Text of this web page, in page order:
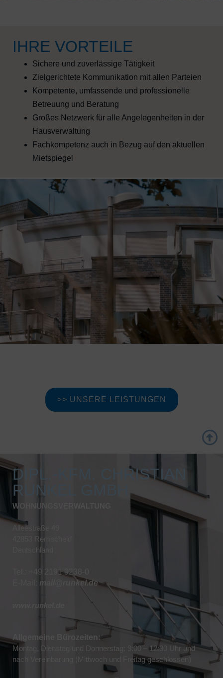
IHRE VORTEILE
Sichere und zuverlässige Tätigkeit
Zielgerichtete Kommunikation mit allen Parteien
Kompetente, umfassende und professionelle
Betreuung und Beratung
Großes Netzwerk für alle Angelegenheiten in der
Hausverwaltung
Fachkompetenz auch in Bezug auf den aktuellen
Mietspiegel
>> UNSERE LEISTUNGEN
DIPL.-KFM. CHRISTIAN
RUNKEL GMBH
WOHNUNGSVERWALTUNG
Alleestraße 49
42853 Remscheid
Deutschland
Tel.: +49 2191 9238-0
mail@runkel.de
www.runkel.de
Allgemeine Bürozeiten:
Montag, Dienstag und Donnerstag: 9:00 – 12:30 Uhr und
nach Vereinbarung (Mittwoch und Freitag geschlossen)